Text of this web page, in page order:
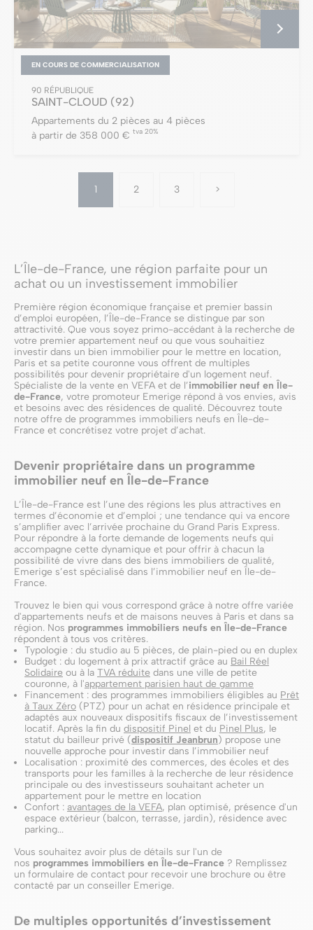
EN COURS DE COMMERCIALISATION
90 RÉPUBLIQUE
SAINT-CLOUD (92)
Appartements du 2 pièces au 4 pièces
à partir de 358 000 € tva 20%
1 2 3 >
L’Île-de-France, une région parfaite pour un
achat ou un investissement immobilier
Première région économique française et premier bassin
d’emploi européen, l’Île-de-France se distingue par son
attractivité. Que vous soyez primo-accédant à la recherche de
votre premier appartement neuf ou que vous souhaitiez
investir dans un bien immobilier pour le mettre en location,
Paris et sa petite couronne vous offrent de multiples
possibilités pour devenir propriétaire d'un logement neuf.
Spécialiste de la vente en VEFA et de l’immobilier neuf en Île-
de-France, votre promoteur Emerige répond à vos envies, avis
et besoins avec des résidences de qualité. Découvrez toute
notre offre de programmes immobiliers neufs en Île-de-
France et concrétisez votre projet d’achat.
Devenir propriétaire dans un programme
immobilier neuf en Île-de-France
L’Île-de-France est l’une des régions les plus attractives en
termes d’économie et d’emploi ; une tendance qui va encore
s’amplifier avec l’arrivée prochaine du Grand Paris Express.
Pour répondre à la forte demande de logements neufs qui
accompagne cette dynamique et pour offrir à chacun la
possibilité de vivre dans des biens immobiliers de qualité,
Emerige s’est spécialisé dans l’immobilier neuf en Île-de-
France.
Trouvez le bien qui vous correspond grâce à notre offre variée
d'appartements neufs et de maisons neuves à Paris et dans sa
région. Nos programmes immobiliers neufs en Île-de-France
répondent à tous vos critères.
Typologie : du studio au 5 pièces, de plain-pied ou en duplex
Budget : du logement à prix attractif grâce au Bail Réel
Solidaire ou à la TVA réduite dans une ville de petite
couronne, à l'appartement parisien haut de gamme
Financement : des programmes immobiliers éligibles au Prêt
à Taux Zéro (PTZ) pour un achat en résidence principale et
adaptés aux nouveaux dispositifs fiscaux de l’investissement
locatif. Après la fin du dispositif Pinel et du Pinel Plus, le
statut du bailleur privé (dispositif Jeanbrun) propose une
nouvelle approche pour investir dans l’immobilier neuf
Localisation : proximité des commerces, des écoles et des
transports pour les familles à la recherche de leur résidence
principale ou des investisseurs souhaitant acheter un
appartement pour le mettre en location
Confort : avantages de la VEFA, plan optimisé, présence d'un
espace extérieur (balcon, terrasse, jardin), résidence avec
parking...
Vous souhaitez avoir plus de détails sur l'un de
nos programmes immobiliers en Île-de-France ? Remplissez
un formulaire de contact pour recevoir une brochure ou être
contacté par un conseiller Emerige.
De multiples opportunités d’investissement